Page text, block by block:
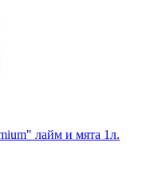
лайм и мята 1л.